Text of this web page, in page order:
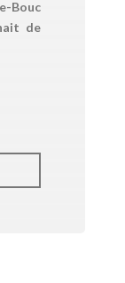
Bouc
de